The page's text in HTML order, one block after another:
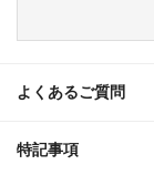
よくあるご質問
特記事項